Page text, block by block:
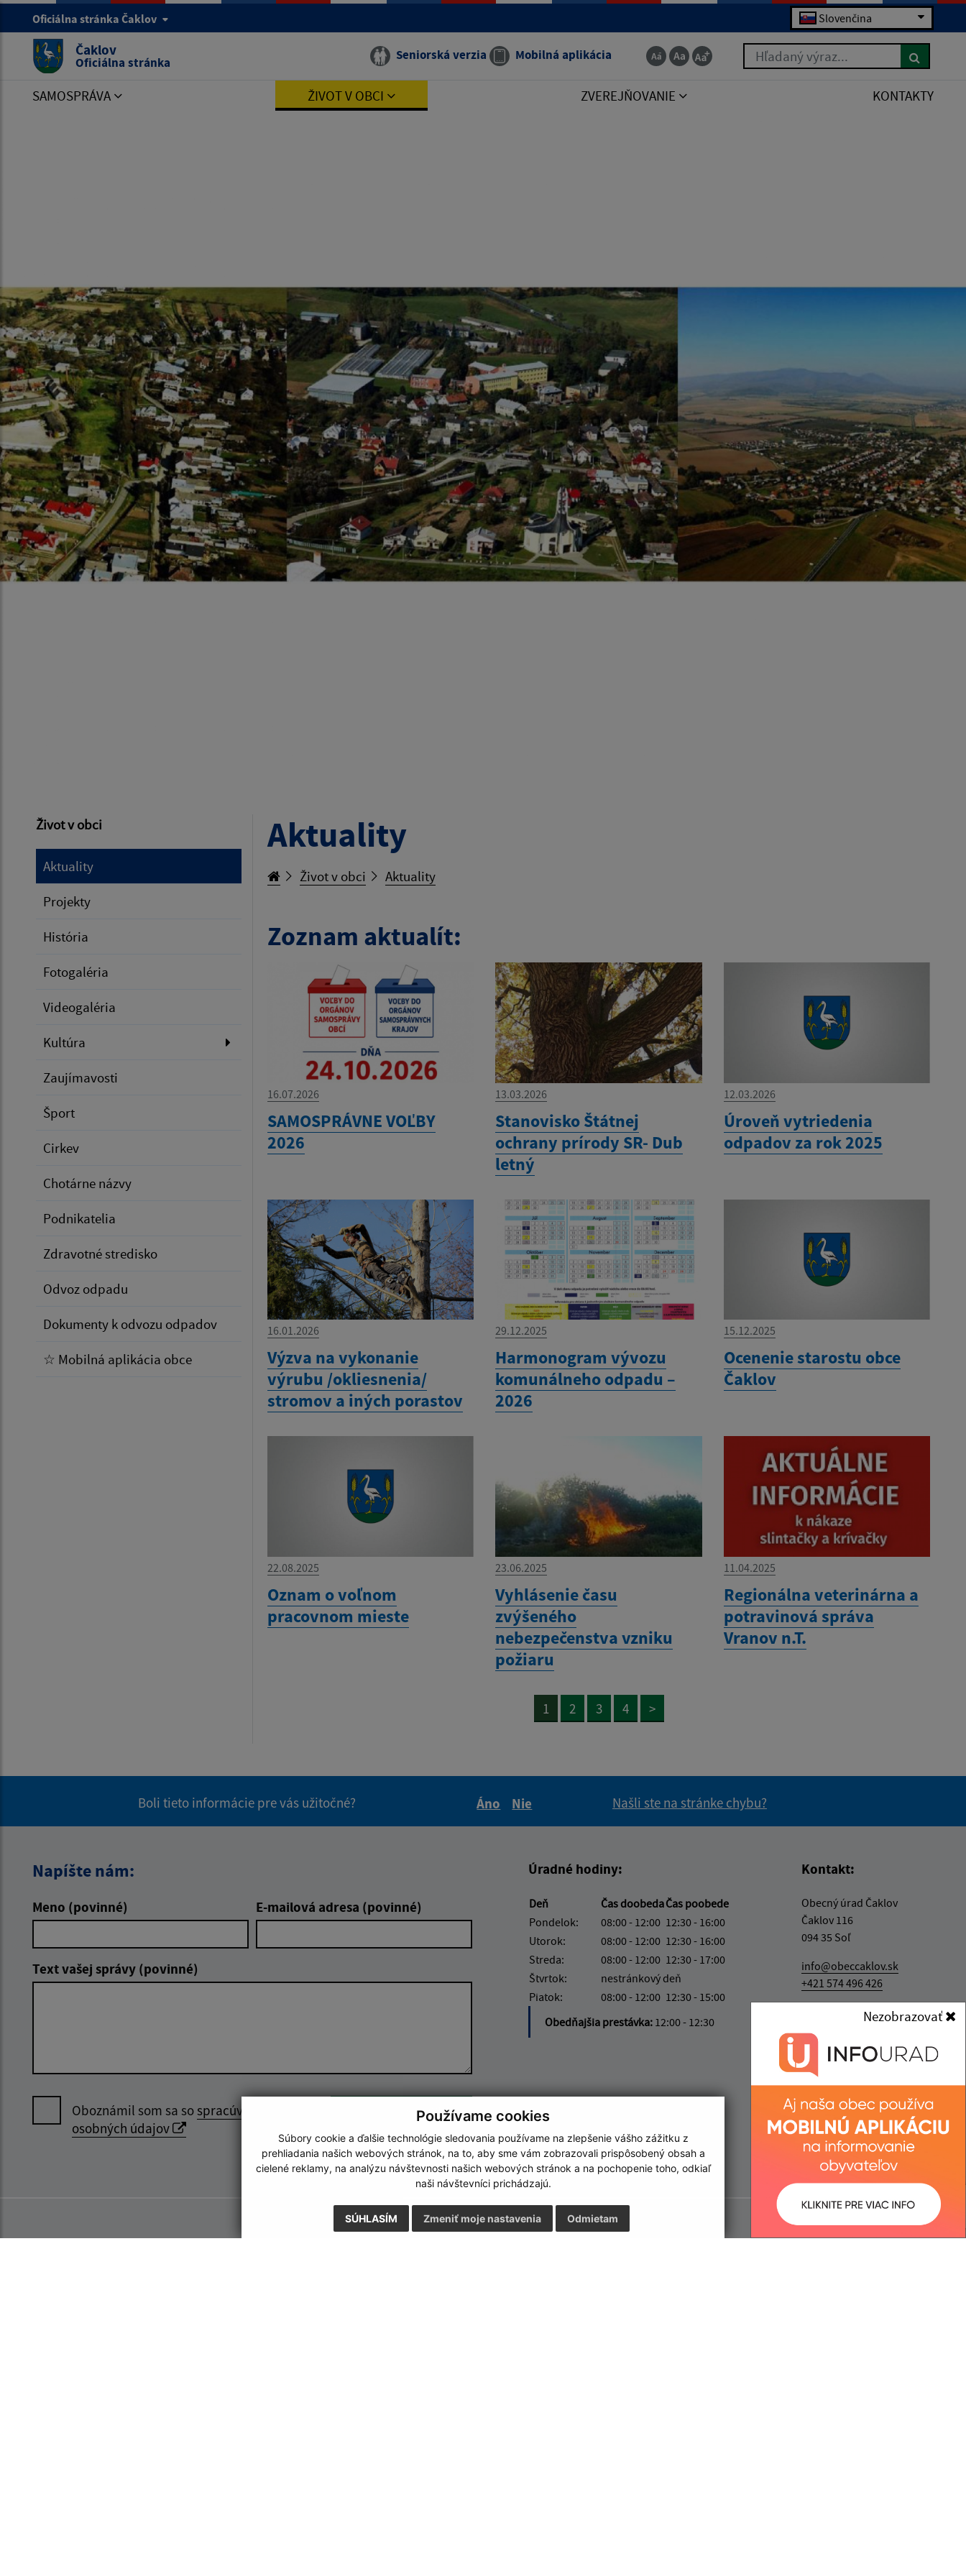
Používame cookies
Súbory cookie a ďalšie technológie sledovania používame na zlepšenie vášho zážitku z
prehliadania našich webových stránok, na to, aby sme vám zobrazovali prispôsobený obsah a
cielené reklamy, na analýzu návštevnosti našich webových stránok a na pochopenie toho, odkiaľ
naši návštevníci prichádzajú.
SÚHLASÍM Odmietam
Zmeniť moje nastavenia
Nezobrazovať
Oficiálna stránka Čaklov Slovenčina
Čaklov
Oficiálna stránka Seniorská verzia Mobilná aplikácia Hľadaný výraz...
SAMOSPRÁVA ŽIVOT V OBCI ZVEREJŇOVANIE KONTAKTY
Život v obci
Aktuality
Projekty
História
Fotogaléria
Videogaléria
Kultúra
Zaujímavosti
Šport
Cirkev
Chotárne názvy
Podnikatelia
Zdravotné stredisko
Odvoz odpadu
Dokumenty k odvozu odpadov
☆ Mobilná aplikácia obce
Aktuality
Život v obci Aktuality
Zoznam aktualít:
16.07.2026
SAMOSPRÁVNE VOĽBY
2026
13.03.2026
Stanovisko Štátnej
ochrany prírody SR- Dub
letný
12.03.2026
Úroveň vytriedenia
odpadov za rok 2025
16.01.2026
Výzva na vykonanie
výrubu /okliesnenia/
stromov a iných porastov
29.12.2025
Harmonogram vývozu
komunálneho odpadu –
2026
15.12.2025
Ocenenie starostu obce
Čaklov
22.08.2025
Oznam o voľnom
pracovnom mieste
23.06.2025
Vyhlásenie času
zvýšeného
nebezpečenstva vzniku
požiaru
11.04.2025
Regionálna veterinárna a
potravinová správa
Vranov n.T.
1 2 3 4 >
Boli tieto informácie pre vás užitočné?
Áno
Nie
Našli ste na stránke chybu?
Napíšte nám:
Meno (povinné) E-mailová adresa (povinné)
Text vašej správy (povinné)
Oboznámil som sa sospracúvaním
osobných údajov
Odoslať správu
Úradné hodiny:
Deň Čas doobedaČas poobede
Pondelok:
08:00 - 12:00 12:30 - 16:00
Utorok:
08:00 - 12:00 12:30 - 16:00
Streda:
08:00 - 12:00 12:30 - 17:00
Štvrtok:
nestránkový deň
Piatok:
08:00 - 12:00 12:30 - 15:00
Obedňajšia prestávka: 12:00 - 12:30
Kontakt:
Obecný úrad Čaklov
Čaklov 116
094 35 Soľ
info@obeccaklov.sk
+421 574 496 426
IČO: 00332291